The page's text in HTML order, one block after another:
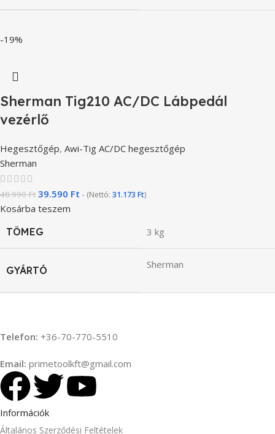
-19%
Sherman Tig210 AC/DC Lábpedál
vezérlő
Hegesztőgép, Awi-Tig AC/DC hegesztőgép
Sherman
48.990Ft 39.590 Ft - (Nettó: 31.173 Ft)
Kosárba teszem
TÖMEG
3 kg
GYÁRTÓ Sherman
Telefon: +36-70-770-5510
Email: primetoolkft@gmail.com
Információk
Általános Szerződési Feltételek